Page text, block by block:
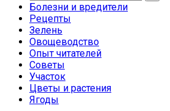
Болезни и вредители
Рецепты
Зелень
Овощеводство
Опыт читателей
Советы
Участок
Цветы и растения
Ягоды